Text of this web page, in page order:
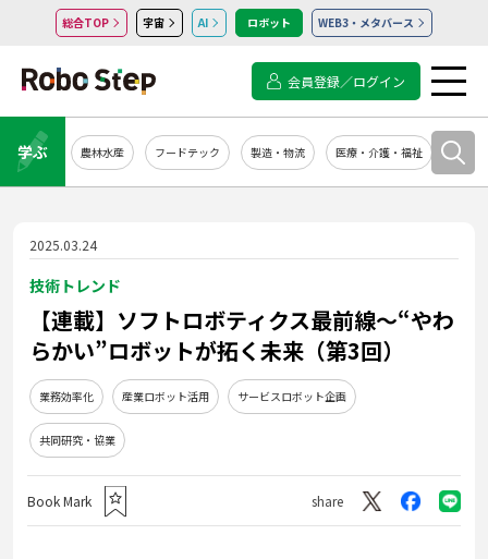
総合TOP 宇宙 AI ロボット WEB3・メタバース
会員登録／ログイン
学ぶ 農林水産 フードテック 製造・物流 医療・介護・福祉 シス
2025.03.24
技術トレンド
【連載】ソフトロボティクス最前線～“やわ
らかい”ロボットが拓く未来（第3回）
業務効率化 産業ロボット活用 サービスロボット企画
共同研究・協業
Book Mark share